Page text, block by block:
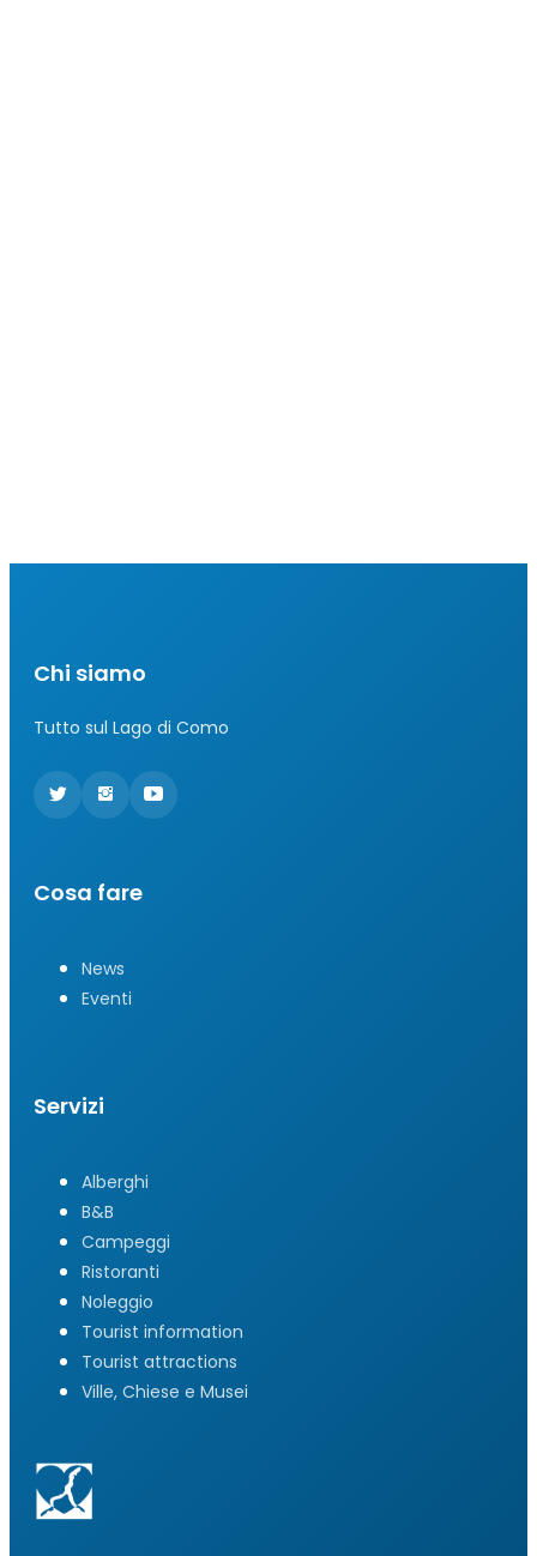
Chi siamo
Tutto sul Lago di Como
Cosa fare
News
Eventi
Servizi
Alberghi
B&B
Campeggi
Ristoranti
Noleggio
Tourist information
Tourist attractions
Ville, Chiese e Musei